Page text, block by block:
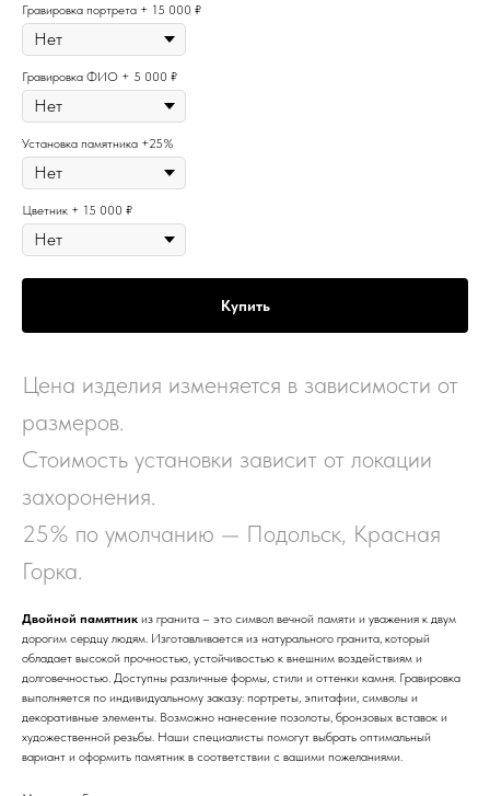
Гравировка портрета + 15 000 ₽
Гравировка ФИО + 5 000 ₽
Установка памятника +25%
Цветник + 15 000 ₽
Купить
Цена изделия изменяется в зависимости от
размеров.
Стоимость установки зависит от локации
захоронения.
25% по умолчанию — Подольск, Красная
Горка.
Двойной памятник из гранита – это символ вечной памяти и уважения к двум
дорогим сердцу людям. Изготавливается из натурального гранита, который
обладает высокой прочностью, устойчивостью к внешним воздействиям и
долговечностью. Доступны различные формы, стили и оттенки камня. Гравировка
выполняется по индивидуальному заказу: портреты, эпитафии, символы и
декоративные элементы. Возможно нанесение позолоты, бронзовых вставок и
художественной резьбы. Наши специалисты помогут выбрать оптимальный
вариант и оформить памятник в соответствии с вашими пожеланиями.